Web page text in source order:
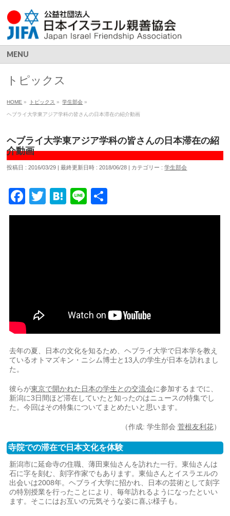
MENU
トピックス
HOME » トピックス » 学生部会 »
ヘブライ大学東アジア学科の皆さんの日本滞在の紹介動画
ヘブライ大学東アジア学科の皆さんの日本滞在の紹
介動画
投稿日 : 2016/03/29 最終更新日時 : 2018/06/28 カテゴリー :学生部会
Facebook
Twitter
Hatena
Line
有
去年の夏、日本の文化を知るため、ヘブライ大学で日本学を教え
ているオトマズキン・ニシム博士と13人の学生が日本を訪れまし
た。
彼らが東京で開かれた日本の学生との交流会に参加するまでに、
新潟に3日間ほど滞在していたと知ったのはニュースの特集でし
た。今回はその特集についてまとめたいと思います。
（作成: 学生部会 菅根友利花）
寺院での滞在で日本文化を体験
新潟市に延命寺の住職、薄田東仙さんを訪れた一行。東仙さんは
石に字を刻む、刻字作家でもあります。東仙さんとイスラエルの
出会いは2008年。ヘブライ大学に招かれ、日本の芸術として刻字
の特別授業を行ったことにより、毎年訪れるようになったといい
ます。そこにはお互いの元気そうな姿に喜ぶ様子も。